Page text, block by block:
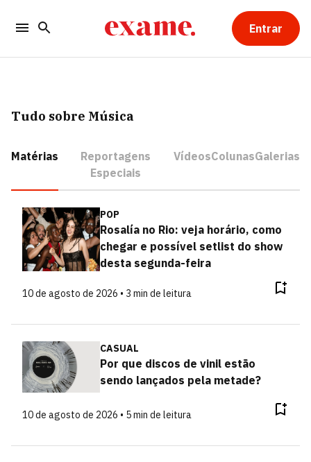
Entrar
Tudo sobre Música
Matérias
Reportagens
Especiais
VídeosColunasGalerias
POP
Rosalía no Rio: veja horário, como
chegar e possível setlist do show
desta segunda-feira
10 de agosto de 2026 • 3 min de leitura
CASUAL
Por que discos de vinil estão
sendo lançados pela metade?
10 de agosto de 2026 • 5 min de leitura